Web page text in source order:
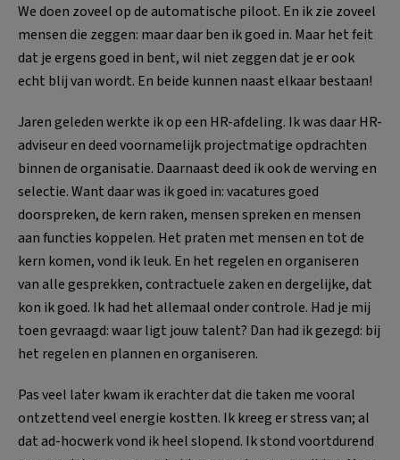
We doen zoveel op de automatische piloot. En ik zie zoveel
mensen die zeggen: maar daar ben ik goed in. Maar het feit
dat je ergens goed in bent, wil niet zeggen dat je er ook
echt blij van wordt. En beide kunnen naast elkaar bestaan!
Jaren geleden werkte ik op een HR-afdeling. Ik was daar HR-
adviseur en deed voornamelijk projectmatige opdrachten
binnen de organisatie. Daarnaast deed ik ook de werving en
selectie. Want daar was ik goed in: vacatures goed
doorspreken, de kern raken, mensen spreken en mensen
aan functies koppelen. Het praten met mensen en tot de
kern komen, vond ik leuk. En het regelen en organiseren
van alle gesprekken, contractuele zaken en dergelijke, dat
kon ik goed. Ik had het allemaal onder controle. Had je mij
toen gevraagd: waar ligt jouw talent? Dan had ik gezegd: bij
het regelen en plannen en organiseren.
Pas veel later kwam ik erachter dat die taken me vooral
ontzettend veel energie kostten. Ik kreeg er stress van; al
dat ad-hocwerk vond ik heel slopend. Ik stond voortdurend